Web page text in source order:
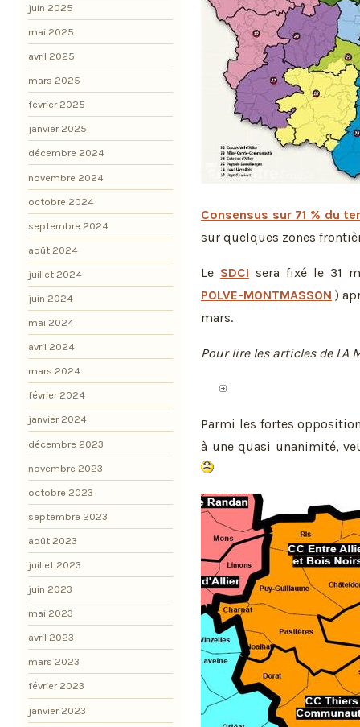
Consensus sur 71 % du
sur quelques zones
Le SDCI sera fixé le 31
POLVE-MONTMASSON )
mars.
Pour lire les articles de LA
Parmi les fortes
à une quasi unanimité,
juin 2025
mai 2025
avril 2025
mars 2025
février 2025
janvier 2025
décembre 2024
novembre 2024
octobre 2024
septembre 2024
août 2024
juillet 2024
juin 2024
mai 2024
avril 2024
mars 2024
février 2024
janvier 2024
décembre 2023
novembre 2023
octobre 2023
septembre 2023
août 2023
juillet 2023
juin 2023
mai 2023
avril 2023
mars 2023
février 2023
janvier 2023